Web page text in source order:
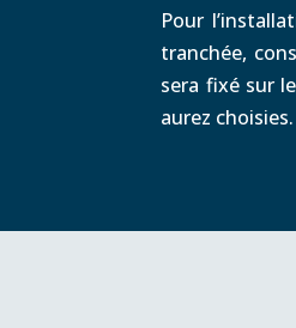
Pour
tranchée,
sera fixé sur
aurez